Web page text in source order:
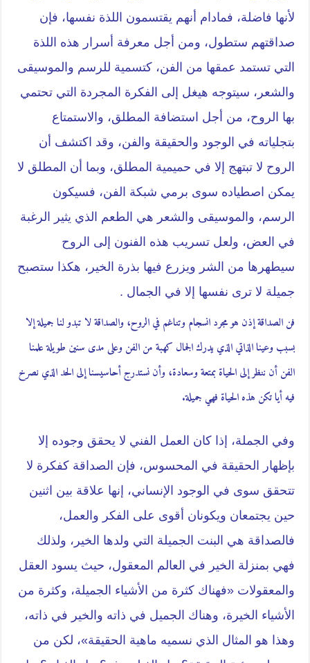
لأنها فاضلة، فمادام أنهم يقتسمون اللذة نفسها، فإن
صداقتهم ستطول، ومن أجل معرفة أسرار هذه اللذة
التي تستمد عمقها من الفن، كتسمية للرسم والموسيقى
والشعر، سيتوجه هيغل إلى الفكرة المجردة التي تحتمي
بها الروح، من أجل استضافة المطلق، والاستمتاع
بتجلياته في الوجود والحقيقة والفن، وقد اكتشف أن
الروح لا تبتهج إلا في حميمية المطلق، وبما أن المطلق لا
يمكن اصطياده سوى برمي شبكة الفن، فسيكون
الرسم، والموسيقى والشعر هي الطعم الذي يثير الرغبة
في العض، ولعل تسريب هذه الفنون إلى الروح
سيطهرها من الشر ويزرع فيها بذرة الخير، هكذا ستصبح
جميلة لا ترى نفسها إلا في الجمال .
فن الصداقة إذن هو مجرد انسجام وتناغم في الروح، والصداقة لا تبدو لنا جميلة إلا
بسبب وعينا الذاتي الذي يدرك الجمال كهبة من الفن وعلى مدى سنين طويلة علمنا
الفن أن ننظر إلى الحياة بمتعة وسعادة، وأن نستدرج أحاسيسنا إلى الحد الذي نصرخ
فيه أيا تكن هذه الحياة فهي جميلة.
وفي الجملة، إذا كان العمل الفني لا يحقق وجوده إلا
بإظهار الحقيقة في المحسوس، فإن الصداقة كفكرة لا
تتحقق سوى في الوجود الإنساني، إنها علاقة بين اثنين
حين يجتمعان ويكونان أقوى على الفكر والعمل،
فالصداقة هي البنت الجميلة التي ولدها الخير، ولذلك
فهي بمنزلة الخير في العالم المعقول، حيث يسود العقل
والمعقولات «فهناك كثرة من الأشياء الجميلة، وكثرة من
الأشياء الخيرة، وهناك الجميل في ذاته والخير في ذاته،
وهذا هو المثال الذي نسميه ماهية الحقيقة»، لكن من